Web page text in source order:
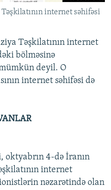
internet səhifəsi
Təşkilatının internet
bölməsinə
deyil. O
internet səhifəsi də
oktyabrın 4-də İranın
internet
nəzarətində olan